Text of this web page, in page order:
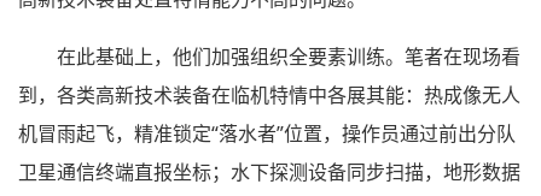
在此基础上，他们加强组织全要素训练。笔者在现场看
到，各类高新技术装备在临机特情中各展其能：热成像无人
机冒雨起飞，精准锁定“落水者”位置，操作员通过前出分队
卫星通信终端直报坐标；水下探测设备同步扫描，地形数据